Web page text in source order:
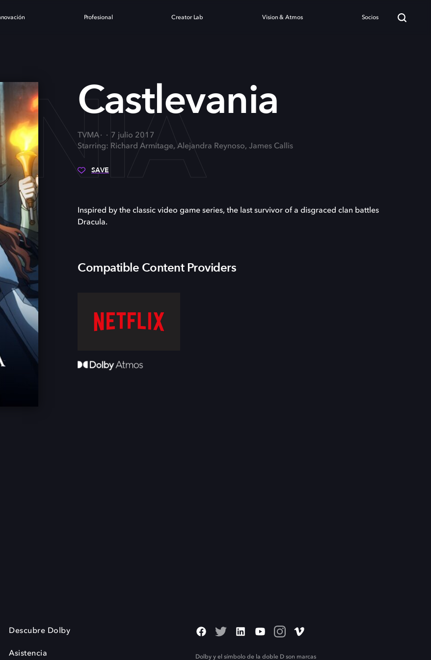
Profesional Creator Lab Vision & Atmos Socios
Castlevania
TVMA
7 julio 2017
Starring: Richard Armitage, Alejandra Reynoso, James Callis
SAVE
Inspired by the classic video game series, the last survivor of a disgraced clan battles
Dracula.
Compatible Content Providers
Descubre Dolby
Asistencia Dolby y el símbolo de la doble D son marcas